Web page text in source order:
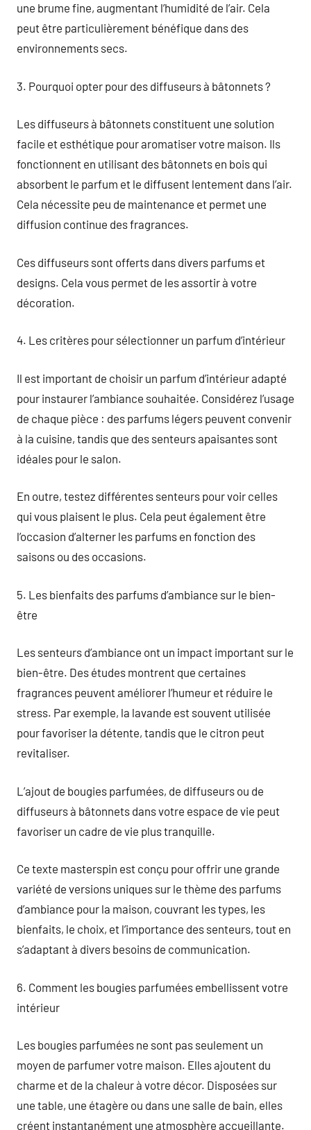
une brume fine, augmentant l’humidité de l’air. Cela
peut être particulièrement bénéfique dans des
environnements secs.
3. Pourquoi opter pour des diffuseurs à bâtonnets ?
Les diffuseurs à bâtonnets constituent une solution
facile et esthétique pour aromatiser votre maison. Ils
fonctionnent en utilisant des bâtonnets en bois qui
absorbent le parfum et le diffusent lentement dans l’air.
Cela nécessite peu de maintenance et permet une
diffusion continue des fragrances.
Ces diffuseurs sont offerts dans divers parfums et
designs. Cela vous permet de les assortir à votre
décoration.
4. Les critères pour sélectionner un parfum d’intérieur
Il est important de choisir un parfum d’intérieur adapté
pour instaurer l’ambiance souhaitée. Considérez l’usage
de chaque pièce : des parfums légers peuvent convenir
à la cuisine, tandis que des senteurs apaisantes sont
idéales pour le salon.
En outre, testez différentes senteurs pour voir celles
qui vous plaisent le plus. Cela peut également être
l’occasion d’alterner les parfums en fonction des
saisons ou des occasions.
5. Les bienfaits des parfums d’ambiance sur le bien-
être
Les senteurs d’ambiance ont un impact important sur le
bien-être. Des études montrent que certaines
fragrances peuvent améliorer l’humeur et réduire le
stress. Par exemple, la lavande est souvent utilisée
pour favoriser la détente, tandis que le citron peut
revitaliser.
L’ajout de bougies parfumées, de diffuseurs ou de
diffuseurs à bâtonnets dans votre espace de vie peut
favoriser un cadre de vie plus tranquille.
Ce texte masterspin est conçu pour offrir une grande
variété de versions uniques sur le thème des parfums
d’ambiance pour la maison, couvrant les types, les
bienfaits, le choix, et l’importance des senteurs, tout en
s’adaptant à divers besoins de communication.
6. Comment les bougies parfumées embellissent votre
intérieur
Les bougies parfumées ne sont pas seulement un
moyen de parfumer votre maison. Elles ajoutent du
charme et de la chaleur à votre décor. Disposées sur
une table, une étagère ou dans une salle de bain, elles
créent instantanément une atmosphère accueillante.